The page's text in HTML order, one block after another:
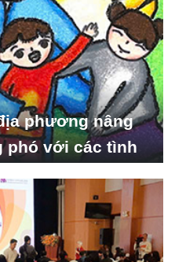
phương nâng
phó với các tình